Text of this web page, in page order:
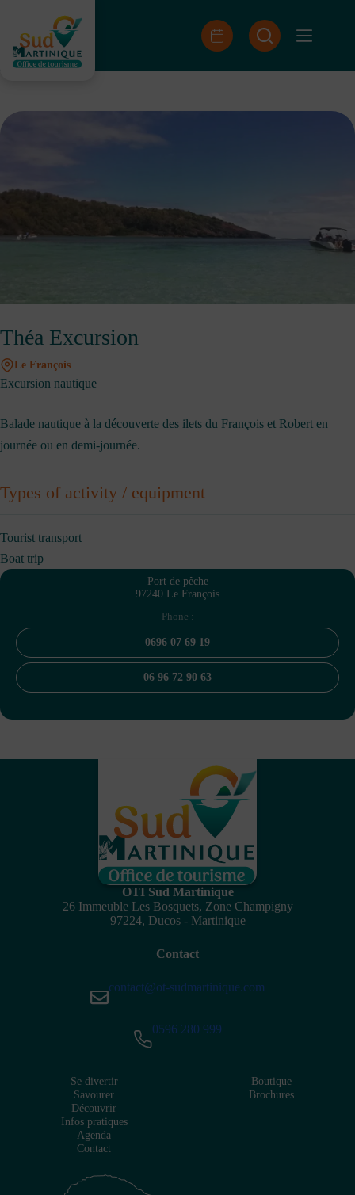
content
Théa Excursion
Le François
Excursion nautique
Balade nautique à la découverte des ilets du François et Robert en
journée ou en demi-journée.
Types of activity / equipment
Tourist transport
Boat trip
Port de pêche
97240 Le François
Phone :
0696 07 69 19
06 96 72 90 63
OTI Sud Martinique
26 Immeuble Les Bosquets, Zone Champigny
97224, Ducos - Martinique
Contact
contact@ot-sudmartinique.com
0596 280 999
Se divertir
Savourer
Découvrir
Infos pratiques
Agenda
Contact
Boutique
Brochures